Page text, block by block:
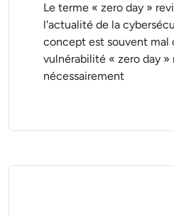
Le terme « zero day »
l'actualité de la
concept est souvent mal
vulnérabilité « zero day »
nécessairement